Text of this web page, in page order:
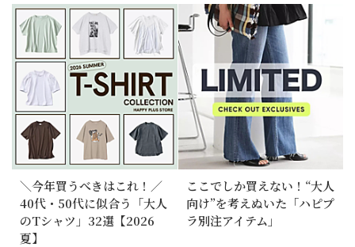
＼今年買うべきはこれ！／
40代・50代に似合う「大人
のTシャツ」32選【2026
夏】
ここでしか買えない！“大人
向け”を考えぬいた「ハピプ
ラ別注アイテム」